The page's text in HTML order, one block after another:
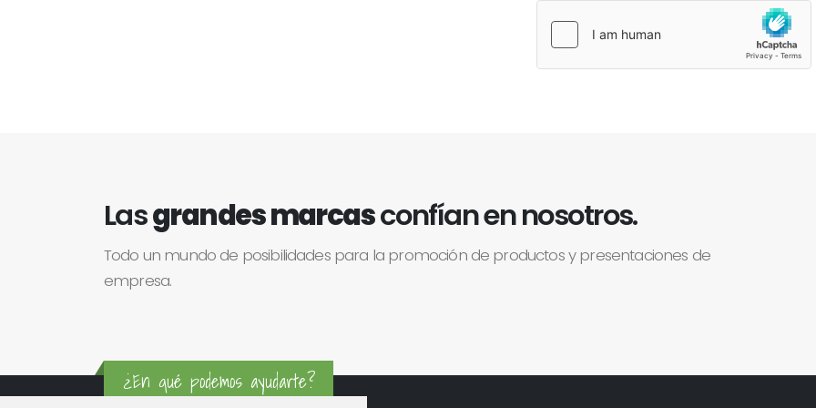
Lasgrandes marcasconfían en nosotros.
Todo un mundo de posibilidades para la promoción de productos y presentaciones de
empresa.
¿En qué podemos ayudarte?